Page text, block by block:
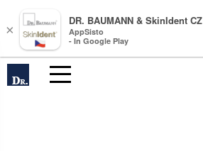
×
DR. BAUMANN & SkinIdent CZ
AppSisto
- In Google Play